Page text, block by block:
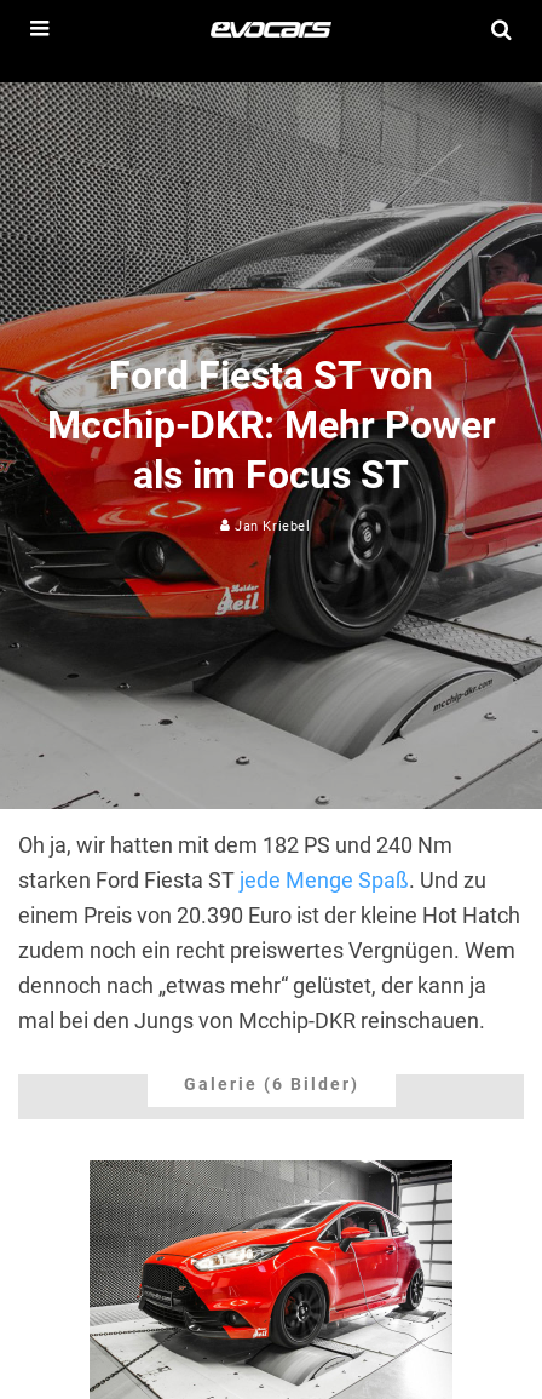
Ford Fiesta ST von
Mcchip-DKR: Mehr Power
als im Focus ST
Jan Kriebel
Oh ja, wir hatten mit dem 182 PS und 240 Nm
starken Ford Fiesta ST jede Menge Spaß. Und zu
einem Preis von 20.390 Euro ist der kleine Hot Hatch
zudem noch ein recht preiswertes Vergnügen. Wem
dennoch nach „etwas mehr“ gelüstet, der kann ja
mal bei den Jungs von Mcchip-DKR reinschauen.
Galerie (6 Bilder)